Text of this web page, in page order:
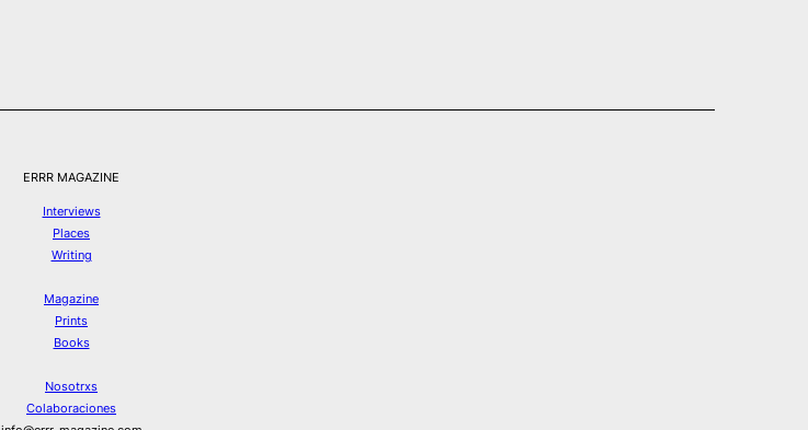
ERRR MAGAZINE
Interviews
Places
Writing
Magazine
Prints
Books
Nosotrxs
Colaboraciones